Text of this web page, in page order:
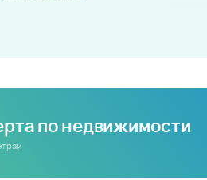
по недвижимости